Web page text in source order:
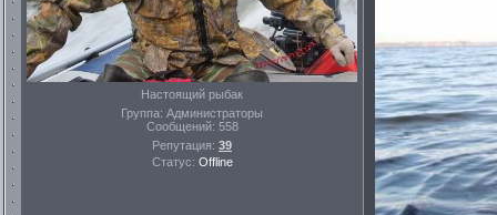
Настоящий рыбак
Группа: Администраторы
Сообщений: 558
Репутация: 39
Статус: Offline